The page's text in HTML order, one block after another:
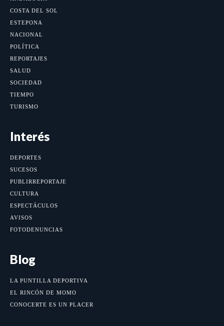
COSTA DEL SOL
ESTEPONA
NACIONAL
POLÍTICA
REPORTAJES
SALUD
SOCIEDAD
TIEMPO
TURISMO
Interés
DEPORTES
SUCESOS
PUBLIRREPORTAJE
CULTURA
ESPECTÁCULOS
AVISOS
FOTODENUNCIAS
Blog
LA PUNTILLA DEPORTIVA
EL RINCÓN DE MOMO
CONOCERTE ES UN PLACER